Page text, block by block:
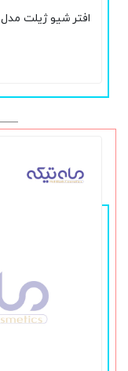
افتر شیو ژیلت مدل arctic ice حجم 100 میلی لیتر